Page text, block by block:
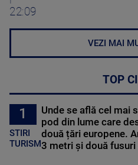
22:09
VEZI MAI
TOP
1
STIRI
TURISM
Unde se află cel mai
pod din lume care
două țări europene.
3 metri și două fusuri